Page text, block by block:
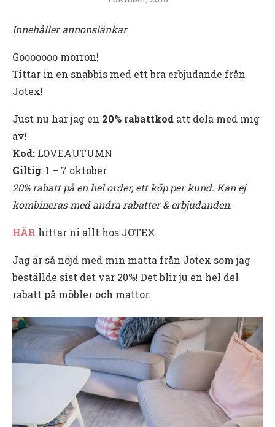
Innehåller annonslänkar
Gooooooo morron!
Tittar in en snabbis med ett bra erbjudande från
Jotex!
Just nu har jag en 20% rabattkod att dela med mig
av!
Kod: LOVEAUTUMN
Giltig: 1 – 7 oktober
20% rabatt på en hel order, ett köp per kund. Kan ej
kombineras med andra rabatter & erbjudanden.
HÄR hittar ni allt hos JOTEX
Jag är så nöjd med min matta från Jotex som jag
beställde sist det var 20%! Det blir ju en hel del
rabatt på möbler och mattor.